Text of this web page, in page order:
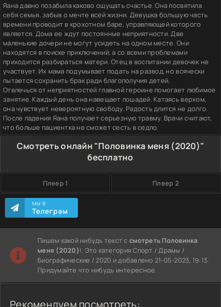
Яана давно позабыла каково ощущать счастье. Она посвятила
себя семья, забыв о мечте всей жизни. Девушка большую часть
времени проводит в крохотном баре, управляющей которого
является. Дома ее ждут постоянные неприятности. Две
маленькие дочери не могут усидеть на одном месте. Они
находятся в поиске приключений, а со всеми проблемами
приходится разбираться матери. Отец в воспитании девочек не
участвует. Их мама подумывает подать на развод, но всячески
пытается сохранить брак ради благополучия детей.
Отвлечься от неприятностей главной героине помогает любимое
занятие. Каждый день она навещает лошадей. Катаясь верхом,
она чувствует невероятную свободу. Радость длится не долго.
После падения Яана получает серьезную травму. Врачи считают,
что больше пациентка не сможет сесть в седло.
Смотреть онлайн "Половинка меня (2020)"
бесплатно
Плеер 1 Плеер 2
МЫ В
Телеграм
Пишем какой нибудь текст ссмотреть Половинка
меня (2020)!. Это категория Спорт / Драмы /
Биографические / 2020 и добавлено 21-05-2023, 19:13.
Придумайте что нибудь интересное.
Рекомендуем посмотреть: